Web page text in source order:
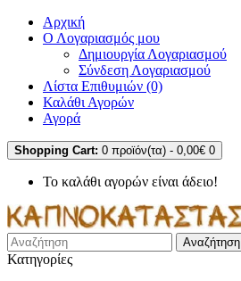
Αρχική
Ο Λογαριασμός μου
Δημιουργία Λογαριασμού
Σύνδεση Λογαριασμού
Λίστα Επιθυμιών (0)
Καλάθι Αγορών
Αγορά
Shopping Cart: 0 προϊόν(τα) - 0,00€ 0
Το καλάθι αγορών είναι άδειο!
Αναζήτηση
Κατηγορίες